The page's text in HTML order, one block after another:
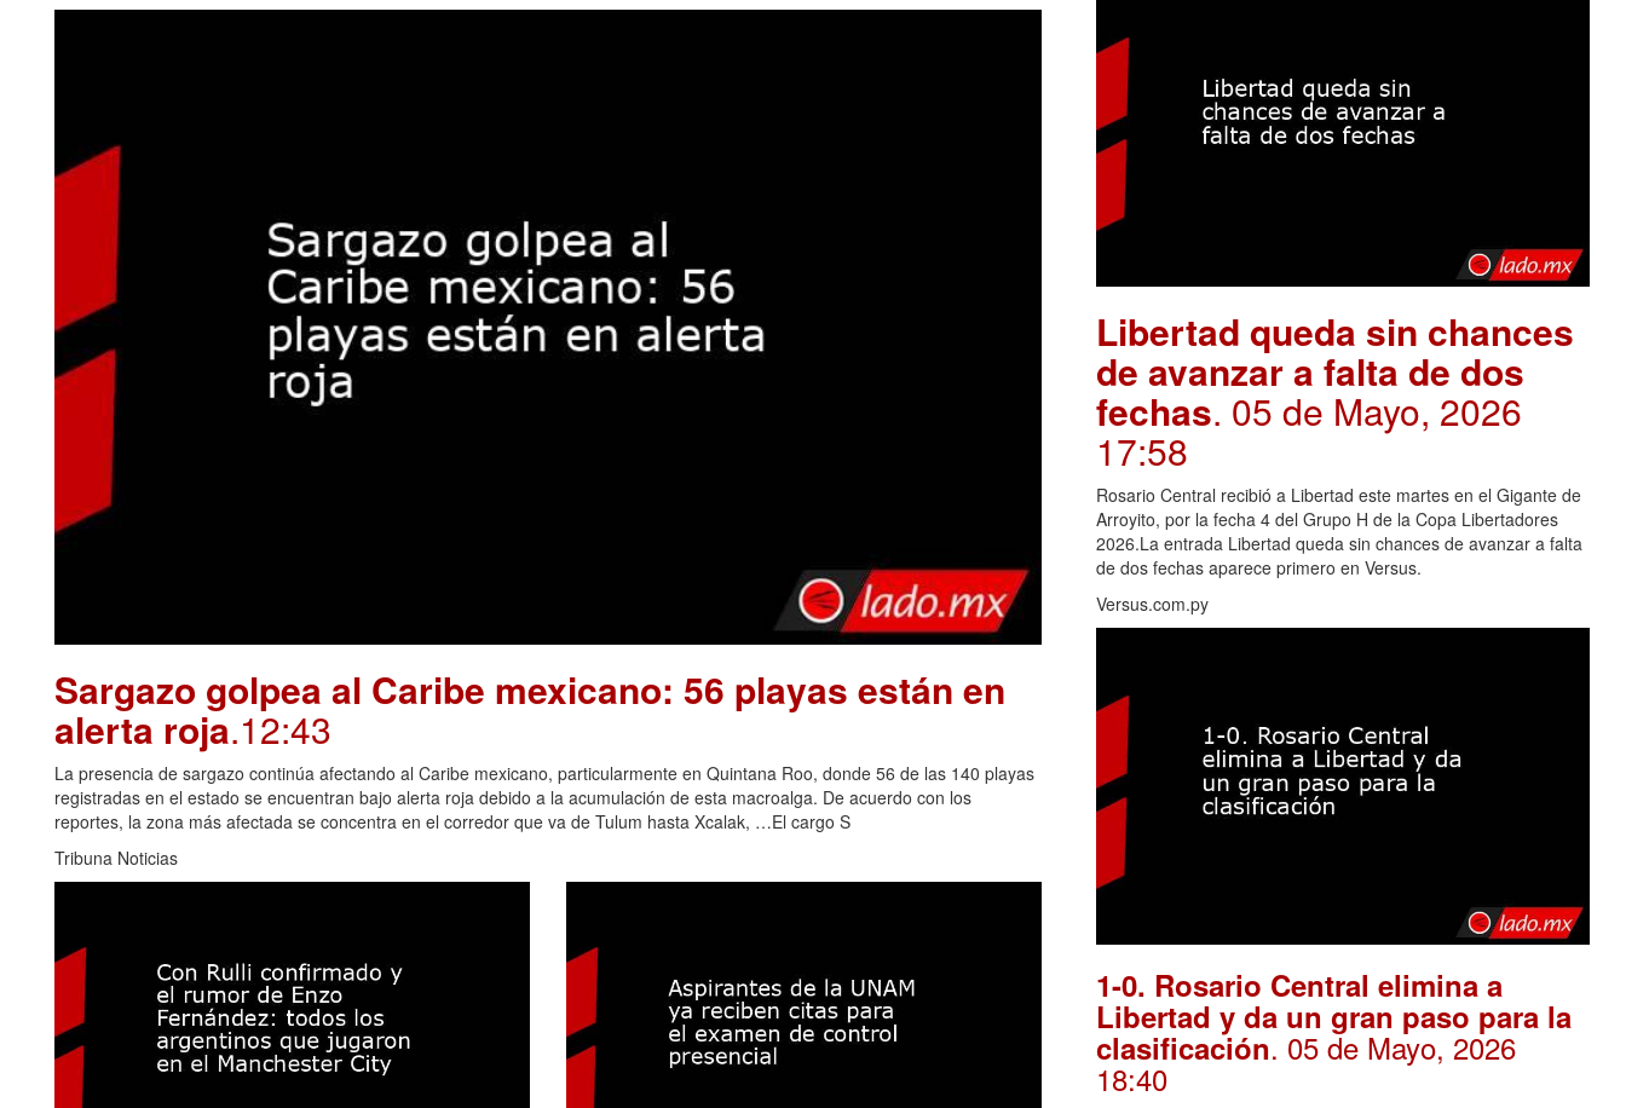
Sargazo golpea al Caribe mexicano: 56 playas están en
alerta roja.12:43
La presencia de sargazo continúa afectando al Caribe mexicano, particularmente en Quintana Roo, donde 56 de las 140 playas
registradas en el estado se encuentran bajo alerta roja debido a la acumulación de esta macroalga. De acuerdo con los
reportes, la zona más afectada se concentra en el corredor que va de Tulum hasta Xcalak, …El cargo S
Tribuna Noticias
Libertad queda sin chances
de avanzar a falta de dos
fechas. 05 de Mayo, 2026
17:58
Rosario Central recibió a Libertad este martes en el Gigante de
Arroyito, por la fecha 4 del Grupo H de la Copa Libertadores
2026.La entrada Libertad queda sin chances de avanzar a falta
de dos fechas aparece primero en Versus.
Versus.com.py
1-0. Rosario Central elimina a
Libertad y da un gran paso para la
clasificación. 05 de Mayo, 2026
18:40